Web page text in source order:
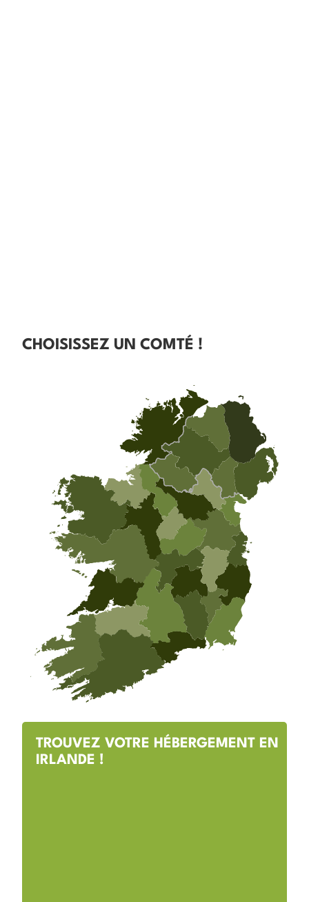
CHOISISSEZ UN COMTÉ !
TROUVEZ VOTRE HÉBERGEMENT EN
IRLANDE !